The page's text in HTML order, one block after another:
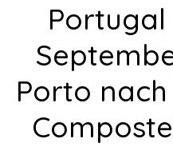
Porto